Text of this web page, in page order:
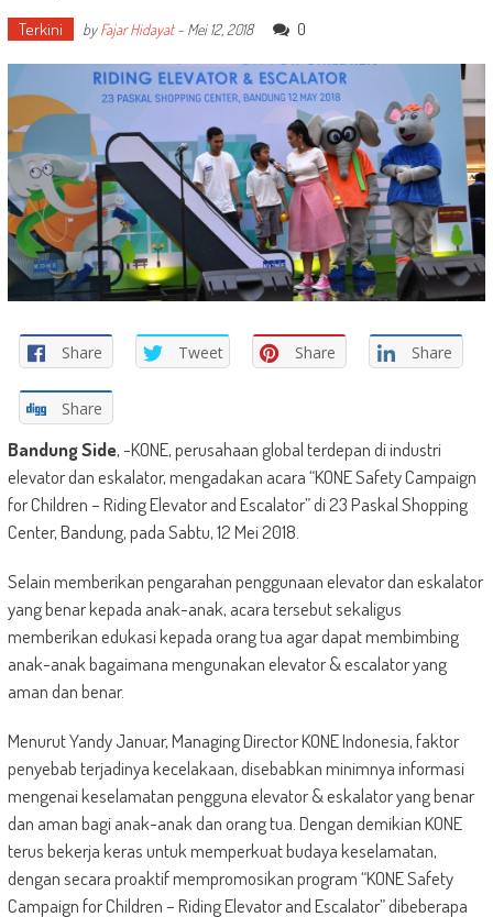
Terkini byFajar Hidayat- Mei 12, 2018 0
Share Tweet Share Share
Share
Bandung Side, -KONE, perusahaan global terdepan di industri
elevator dan eskalator, mengadakan acara “KONE Safety Campaign
for Children – Riding Elevator and Escalator” di 23 Paskal Shopping
Center, Bandung, pada Sabtu, 12 Mei 2018.
Selain memberikan pengarahan penggunaan elevator dan eskalator
yang benar kepada anak-anak, acara tersebut sekaligus
memberikan edukasi kepada orang tua agar dapat membimbing
anak-anak bagaimana mengunakan elevator & escalator yang
aman dan benar.
Menurut Yandy Januar, Managing Director KONE Indonesia, faktor
penyebab terjadinya kecelakaan, disebabkan minimnya informasi
mengenai keselamatan pengguna elevator & eskalator yang benar
dan aman bagi anak-anak dan orang tua. Dengan demikian KONE
terus bekerja keras untuk memperkuat budaya keselamatan,
dengan secara proaktif mempromosikan program “KONE Safety
Campaign for Children – Riding Elevator and Escalator” dibeberapa